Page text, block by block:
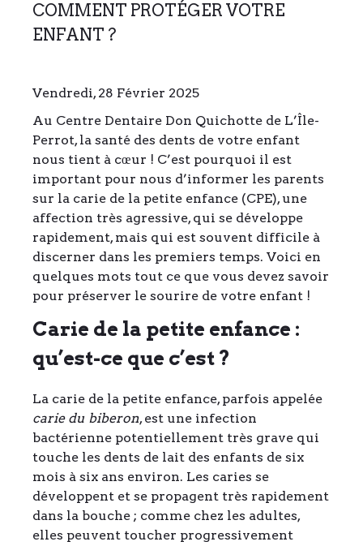
Veuillez
laisser
champ
COMMENT PROTÉGER VOTRE
ENFANT ?
Vendredi, 28 Février 2025
Au Centre Dentaire Don Quichotte de L’Île-
Perrot, la santé des dents de votre enfant
nous tient à cœur ! C’est pourquoi il est
important pour nous d’informer les parents
sur la carie de la petite enfance (CPE), une
affection très agressive, qui se développe
rapidement, mais qui est souvent difficile à
discerner dans les premiers temps. Voici en
quelques mots tout ce que vous devez savoir
pour préserver le sourire de votre enfant !
Carie de la petite enfance :
qu’est-ce que c’est ?
La carie de la petite enfance, parfois appelée
carie du biberon, est une infection
bactérienne potentiellement très grave qui
touche les dents de lait des enfants de six
mois à six ans environ. Les caries se
développent et se propagent très rapidement
dans la bouche ; comme chez les adultes,
elles peuvent toucher progressivement